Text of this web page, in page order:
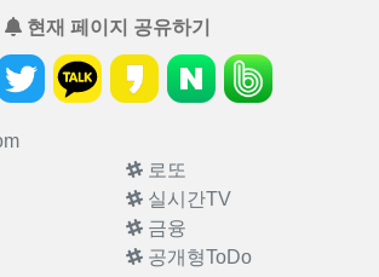
현재 페이지 공유하기
로또
실시간TV
금융
공개형ToDo